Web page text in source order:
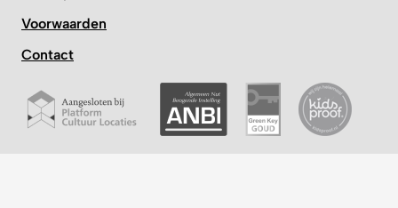
Voorwaarden
Contact